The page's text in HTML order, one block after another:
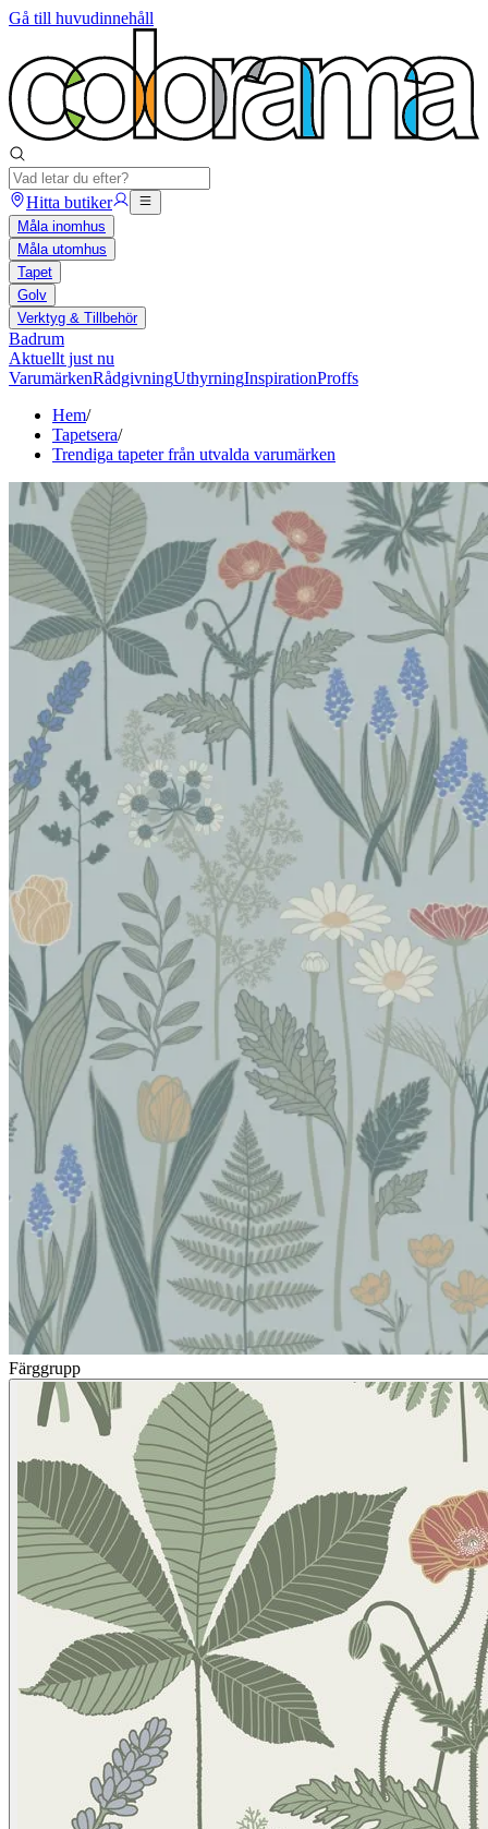
Gå till huvudinnehåll
Hitta butiker
Måla inomhus
Måla utomhus
Tapet
Golv
Verktyg & Tillbehör
Badrum
Aktuellt just nu
VarumärkenRådgivningUthyrningInspirationProffs
Hem/
Tapetsera/
Trendiga tapeter från utvalda varumärken
Färggrupp